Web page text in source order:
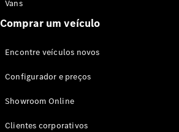
Vans
Comprar um veículo
Encontre veículos novos
Configurador e preços
Showroom Online
Clientes corporativos